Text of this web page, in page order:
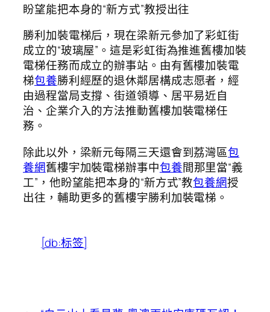
盼望能把本身的“新方式”教授出往
勝利加裝電梯后，現在梁新元參加了彩虹街
成立的“玻璃屋”。這是彩虹街為推進舊樓加裝
電梯任務而成立的辦事站。由有舊樓加裝電
梯包養勝利經歷的退休鄰居構成志愿者，經
由過程當局支撐、街道領導、居平易近自
治、企業介入的方法推動舊樓加裝電梯任
務。
除此以外，梁新元每隔三天還會到荔灣區包
養網舊樓宇加裝電梯辦事中包養間那里當“義
工”，他盼望能把本身的“新方式”教包養網授
出往，輔助更多的舊樓宇勝利加裝電梯。
[db:标签]